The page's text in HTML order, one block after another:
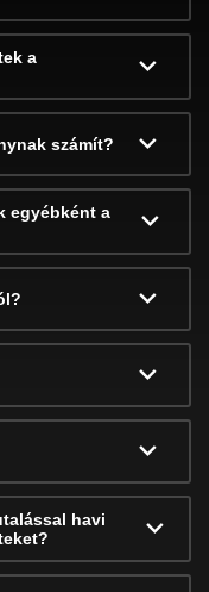
a
számít?
egyébként a
havi